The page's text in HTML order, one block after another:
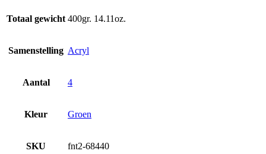
Totaal gewicht 400gr. 14.11oz.
Samenstelling Acryl
Aantal 4
Kleur Groen
SKU fnt2-68440